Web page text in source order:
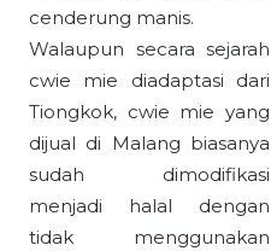
cenderung manis.
Walaupun secara sejarah
cwie mie diadaptasi dari
Tiongkok, cwie mie yang
dijual di Malang biasanya
sudah dimodifikasi
menjadi halal dengan
tidak menggunakan